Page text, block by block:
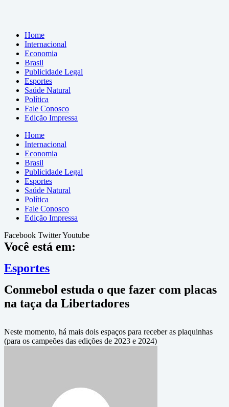
Home
Internacional
Economia
Brasil
Publicidade Legal
Esportes
Saúde Natural
Política
Fale Conosco
Edição Impressa
Home
Internacional
Economia
Brasil
Publicidade Legal
Esportes
Saúde Natural
Política
Fale Conosco
Edição Impressa
Facebook TwitterYoutube
Você está em:
Esportes
Conmebol estuda o que fazer com placas
na taça da Libertadores
Neste momento, há mais dois espaços para receber as plaquinhas
(para os campeões das edições de 2023 e 2024)